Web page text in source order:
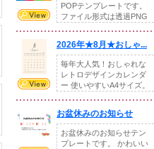
POPテンプレートです。
ファイル形式は透過PNG
2026年★8月★おしゃ...
毎年大人気！おしゃれな
レトロデザインカレンダ
ー 使いやすいA4サイズ。
お盆休みのお知らせ
お盆休みのお知らせテン
プレートです。 かわいい